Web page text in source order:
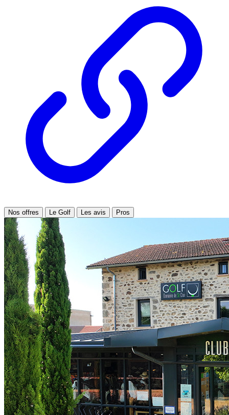
Nos offres Le Golf Les avis Pros